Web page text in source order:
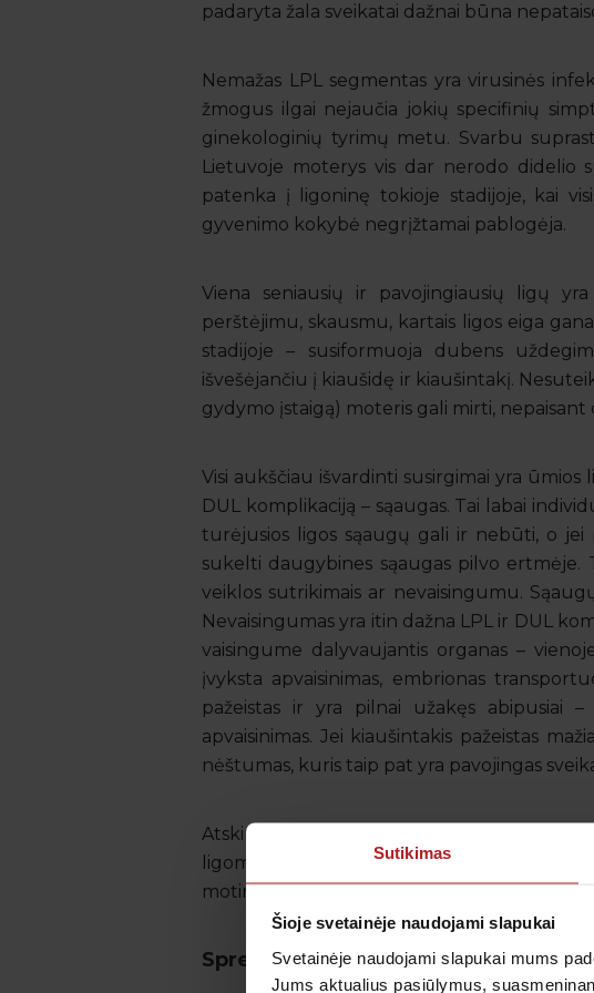
Sutikimas
Šioje svetainėje naudojami slapukai
Svetainėje naudojami slapukai mums
Jums aktualius pasiūlymus,
padaryta žala sveikatai dažnai būna
Nemažas LPL segmentas yra virusinės
žmogus ilgai nejaučia jokių specifinių
ginekologinių tyrimų metu. Svarbu
Lietuvoje moterys vis dar nerodo didelio
patenka į ligoninę tokioje stadijoje, kai
gyvenimo kokybė negrįžtamai pablogėja.
Viena seniausių ir pavojingiausių ligų
perštėjimu, skausmu, kartais ligos eiga
stadijoje – susiformuoja dubens
išvešėjančiu į kiaušidę ir kiaušintakį.
gydymo įstaigą) moteris gali mirti,
Visi aukščiau išvardinti susirgimai yra
DUL komplikaciją – sąaugas. Tai labai
turėjusios ligos sąaugų gali ir nebūti, o jei
sukelti daugybines sąaugas pilvo ertmėje.
veiklos sutrikimais ar nevaisingumu.
Nevaisingumas yra itin dažna LPL ir DUL
vaisingume dalyvaujantis organas –
įvyksta apvaisinimas, embrionas
pažeistas ir yra pilnai užakęs abipusiai
apvaisinimas. Jei kiaušintakis pažeistas
nėštumas, kuris taip pat yra pavojingas
Atskira tema – poveikis vaisiui. Jei
ligomis, pastoja – tai gali pažeisti jos
motina gimdymo metu gali perduoti ŽIV
Sprendimas yra!